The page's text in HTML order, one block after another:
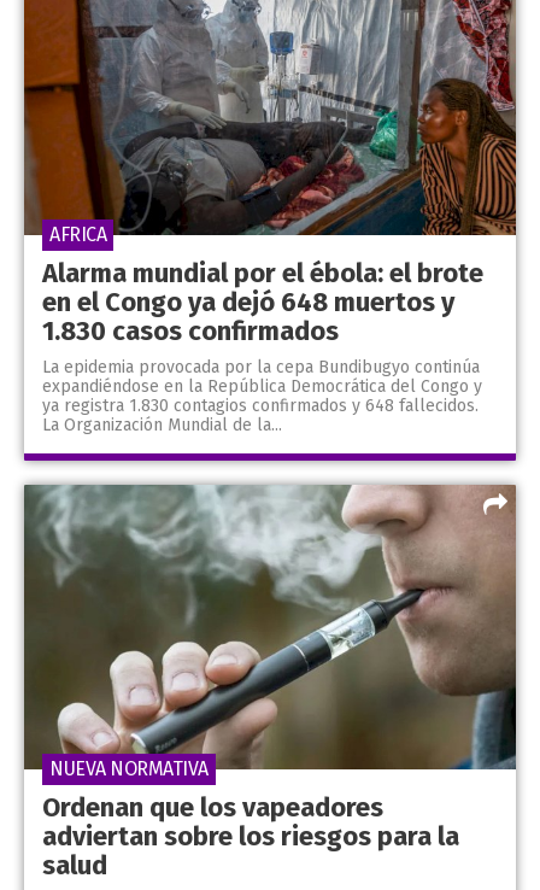
Alarma mundial por el ébola: el brote
en el Congo ya dejó 648 muertos y
1.830 casos confirmados
La epidemia provocada por la cepa Bundibugyo continúa
expandiéndose en la República Democrática del Congo y
ya registra 1.830 contagios confirmados y 648 fallecidos.
La Organización Mundial de la...
AFRICA
Ordenan que los vapeadores
adviertan sobre los riesgos para la
salud
NUEVA NORMATIVA